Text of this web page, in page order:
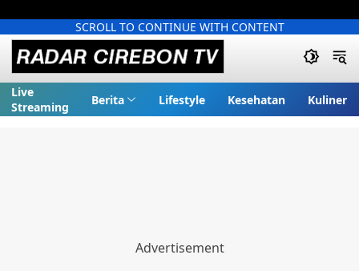
SCROLL TO CONTINUE WITH CONTENT
Live
Streaming
Berita Lifestyle Kesehatan Kuliner